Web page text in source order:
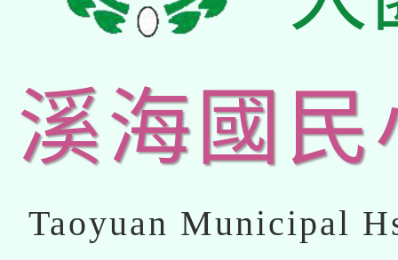
溪海國民
Taoyuan Municipal